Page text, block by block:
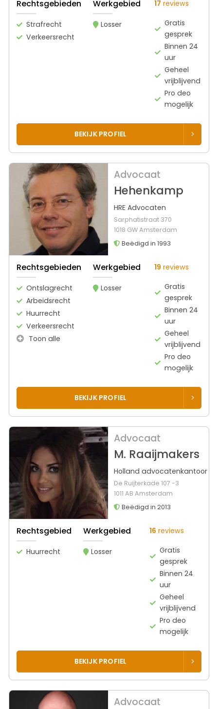
Rechtsgebieden
Strafrecht
Verkeersrecht
Werkgebied
Losser
17 reviews
Gratis
gesprek
Binnen 24
uur
Geheel
vrijblijvend
Pro deo
mogelijk
BEKIJK PROFIEL
Advocaat
Hehenkamp
HRE Advocaten
Sarphatistraat 370
1018 GW Amsterdam
Beëdigd in 1993
Rechtsgebieden
Ontslagrecht
Arbeidsrecht
Huurrecht
Verkeersrecht
Toon alle
Werkgebied
Losser
19 reviews
Gratis
gesprek
Binnen 24
uur
Geheel
vrijblijvend
Pro deo
mogelijk
BEKIJK PROFIEL
Advocaat
M. Raaijmakers
Holland advocatenkantoor
De Ruijterkade 107 -3
1011 AB Amsterdam
Beëdigd in 2013
Rechtsgebied
Huurrecht
Werkgebied
Losser
16 reviews
Gratis
gesprek
Binnen 24
uur
Geheel
vrijblijvend
Pro deo
mogelijk
BEKIJK PROFIEL
Advocaat